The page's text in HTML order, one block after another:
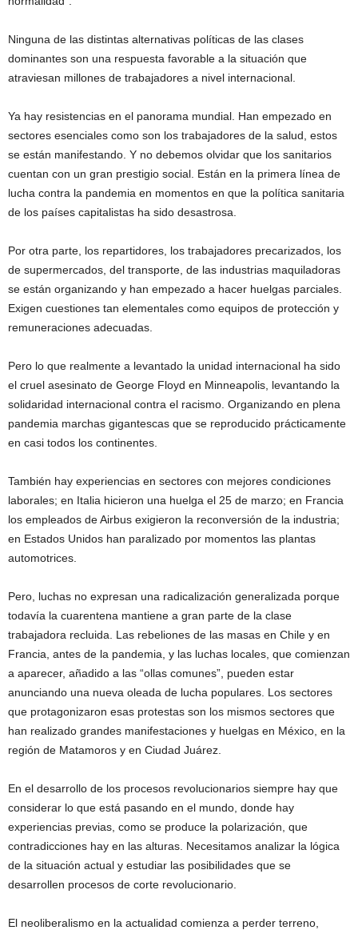
Ninguna de las distintas alternativas políticas de las clases
dominantes son una respuesta favorable a la situación que
atraviesan millones de trabajadores a nivel internacional.
Ya hay resistencias en el panorama mundial. Han empezado en
sectores esenciales como son los trabajadores de la salud, estos
se están manifestando. Y no debemos olvidar que los sanitarios
cuentan con un gran prestigio social. Están en la primera línea de
lucha contra la pandemia en momentos en que la política sanitaria
de los países capitalistas ha sido desastrosa.
Por otra parte, los repartidores, los trabajadores precarizados, los
de supermercados, del transporte, de las industrias maquiladoras
se están organizando y han empezado a hacer huelgas parciales.
Exigen cuestiones tan elementales como equipos de protección y
remuneraciones adecuadas.
Pero lo que realmente a levantado la unidad internacional ha sido
el cruel asesinato de George Floyd en Minneapolis, levantando la
solidaridad internacional contra el racismo. Organizando en plena
pandemia marchas gigantescas que se reproducido prácticamente
en casi todos los continentes.
También hay experiencias en sectores con mejores condiciones
laborales; en Italia hicieron una huelga el 25 de marzo; en Francia
los empleados de Airbus exigieron la reconversión de la industria;
en Estados Unidos han paralizado por momentos las plantas
automotrices.
Pero, luchas no expresan una radicalización generalizada porque
todavía la cuarentena mantiene a gran parte de la clase
trabajadora recluida. Las rebeliones de las masas en Chile y en
Francia, antes de la pandemia, y las luchas locales, que comienzan
a aparecer, añadido a las “ollas comunes”, pueden estar
anunciando una nueva oleada de lucha populares. Los sectores
que protagonizaron esas protestas son los mismos sectores que
han realizado grandes manifestaciones y huelgas en México, en la
región de Matamoros y en Ciudad Juárez.
En el desarrollo de los procesos revolucionarios siempre hay que
considerar lo que está pasando en el mundo, donde hay
experiencias previas, como se produce la polarización, que
contradicciones hay en las alturas. Necesitamos analizar la lógica
de la situación actual y estudiar las posibilidades que se
desarrollen procesos de corte revolucionario.
El neoliberalismo en la actualidad comienza a perder terreno,